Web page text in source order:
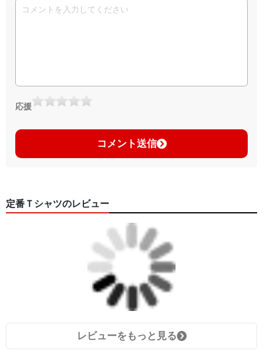
応援
コメント送信
定番Ｔシャツのレビュー
レビューをもっと見る